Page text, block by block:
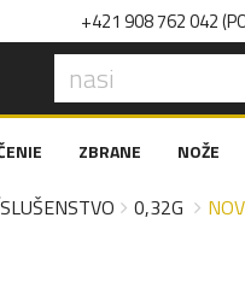
+421 908 762 042
ZBRANE NOŽE
0,32G